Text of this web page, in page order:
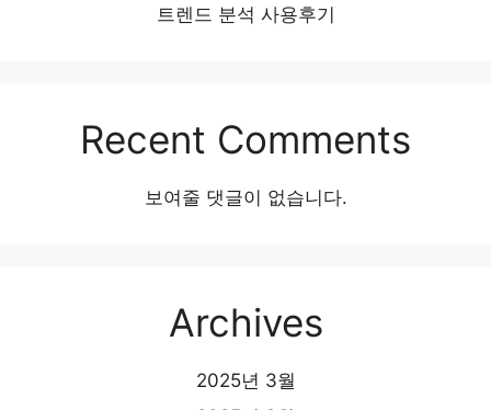
트렌드 분석 사용후기
Recent Comments
보여줄 댓글이 없습니다.
Archives
2025년 3월